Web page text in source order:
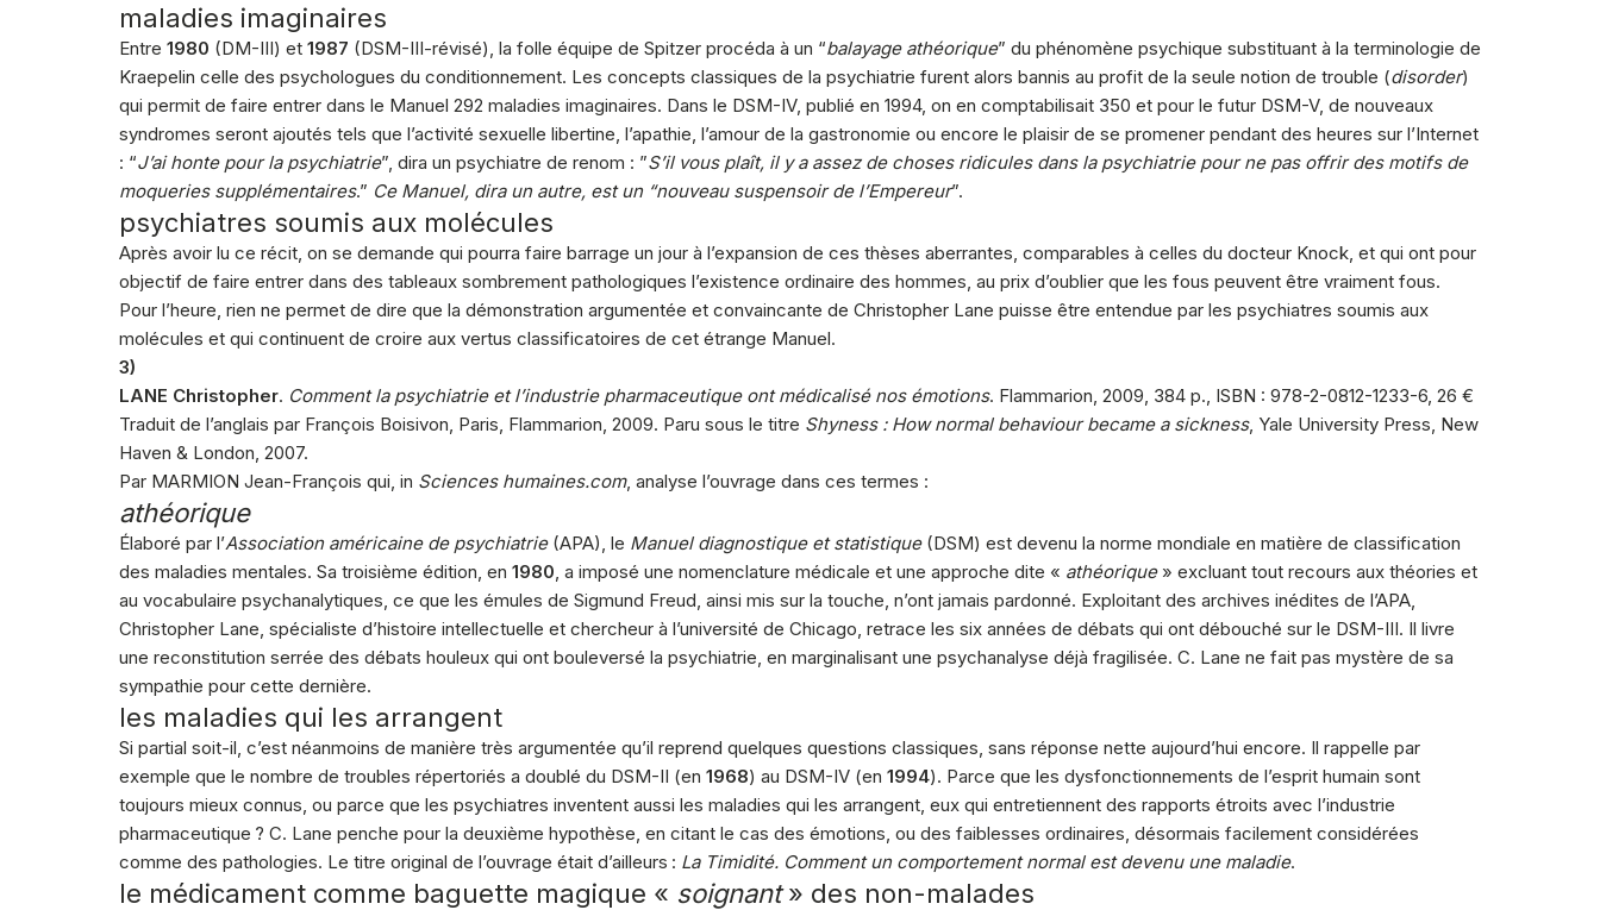
maladies imaginaires
Entre 1980 (DM-III) et 1987 (DSM-III-révisé), la folle équipe de Spitzer procéda à un “balayage athéorique” du phénomène psychique substituant à la terminologie de
Kraepelin celle des psychologues du conditionnement. Les concepts classiques de la psychiatrie furent alors bannis au profit de la seule notion de trouble (disorder)
qui permit de faire entrer dans le Manuel 292 maladies imaginaires. Dans le DSM-IV, publié en 1994, on en comptabilisait 350 et pour le futur DSM-V, de nouveaux
syndromes seront ajoutés tels que l’activité sexuelle libertine, l’apathie, l’amour de la gastronomie ou encore le plaisir de se promener pendant des heures sur l’Internet
: “J’ai honte pour la psychiatrie”, dira un psychiatre de renom : ”S’il vous plaît, il y a assez de choses ridicules dans la psychiatrie pour ne pas offrir des motifs de
moqueries supplémentaires.” Ce Manuel, dira un autre, est un “nouveau suspensoir de l’Empereur”.
psychiatres soumis aux molécules
Après avoir lu ce récit, on se demande qui pourra faire barrage un jour à l’expansion de ces thèses aberrantes, comparables à celles du docteur Knock, et qui ont pour
objectif de faire entrer dans des tableaux sombrement pathologiques l’existence ordinaire des hommes, au prix d’oublier que les fous peuvent être vraiment fous.
Pour l’heure, rien ne permet de dire que la démonstration argumentée et convaincante de Christopher Lane puisse être entendue par les psychiatres soumis aux
molécules et qui continuent de croire aux vertus classificatoires de cet étrange Manuel.
3)
LANE Christopher. Comment la psychiatrie et l’industrie pharmaceutique ont médicalisé nos émotions. Flammarion, 2009, 384 p., ISBN : 978-2-0812-1233-6, 26 €
Traduit de l’anglais par François Boisivon, Paris, Flammarion, 2009. Paru sous le titre Shyness : How normal behaviour became a sickness, Yale University Press, New
Haven & London, 2007.
Par MARMION Jean-François qui, in Sciences humaines.com, analyse l’ouvrage dans ces termes :
athéorique
Élaboré par l’Association américaine de psychiatrie(APA), le Manuel diagnostique et statistique(DSM) est devenu la norme mondiale en matière de classification
des maladies mentales. Sa troisième édition, en 1980, a imposé une nomenclature médicale et une approche dite « athéorique» excluant tout recours aux théories et
au vocabulaire psychanalytiques, ce que les émules de Sigmund Freud, ainsi mis sur la touche, n’ont jamais pardonné. Exploitant des archives inédites de l’APA,
Christopher Lane, spécialiste d’histoire intellectuelle et chercheur à l’université de Chicago, retrace les six années de débats qui ont débouché sur le DSM-III. Il livre
une reconstitution serrée des débats houleux qui ont bouleversé la psychiatrie, en marginalisant une psychanalyse déjà fragilisée. C. Lane ne fait pas mystère de sa
sympathie pour cette dernière.
les maladies qui les arrangent
Si partial soit-il, c’est néanmoins de manière très argumentée qu’il reprend quelques questions classiques, sans réponse nette aujourd’hui encore. Il rappelle par
exemple que le nombre de troubles répertoriés a doublé du DSM-II (en 1968) au DSM-IV (en 1994). Parce que les dysfonctionnements de l’esprit humain sont
toujours mieux connus, ou parce que les psychiatres inventent aussi les maladies qui les arrangent, eux qui entretiennent des rapports étroits avec l’industrie
pharmaceutique ? C. Lane penche pour la deuxième hypothèse, en citant le cas des émotions, ou des faiblesses ordinaires, désormais facilement considérées
comme des pathologies. Le titre original de l’ouvrage était d’ailleurs : La Timidité. Comment un comportement normal est devenu une maladie.
le médicament comme baguette magique « soignant» des non-malades